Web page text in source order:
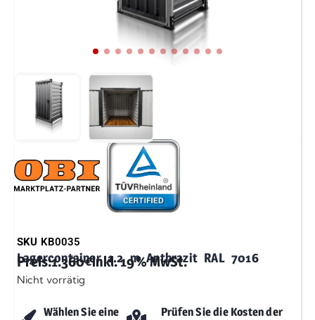
SKU KB0035
Lagercontainer 1.2 m Anthrazit RAL 7016
Preis:1.360€inkl. 19 % MwSt.
Nicht vorrätig
Wählen Sie eine
Prüfen Sie die Kosten der